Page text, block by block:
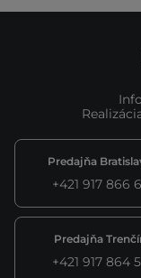
Predajňa
+421 917 866
Predajňa
+421 917 864